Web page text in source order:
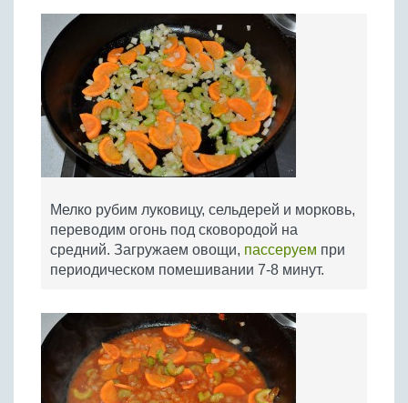
Мелко рубим луковицу, сельдерей и морковь,
переводим огонь под сковородой на
средний. Загружаем овощи, пассеруем при
периодическом помешивании 7-8 минут.